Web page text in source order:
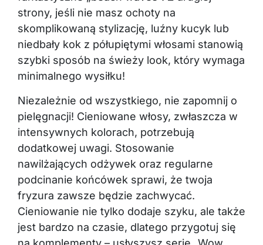
strony, jeśli nie masz ochoty na
skomplikowaną stylizację, luźny kucyk lub
niedbały kok z półupiętymi włosami stanowią
szybki sposób na świeży look, który wymaga
minimalnego wysiłku!
Niezależnie od wszystkiego, nie zapomnij o
pielęgnacji! Cieniowane włosy, zwłaszcza w
intensywnych kolorach, potrzebują
dodatkowej uwagi. Stosowanie
nawilżających odżywek oraz regularne
podcinanie końcówek sprawi, że twoja
fryzura zawsze będzie zachwycać.
Cieniowanie nie tylko dodaje szyku, ale także
jest bardzo na czasie, dlatego przygotuj się